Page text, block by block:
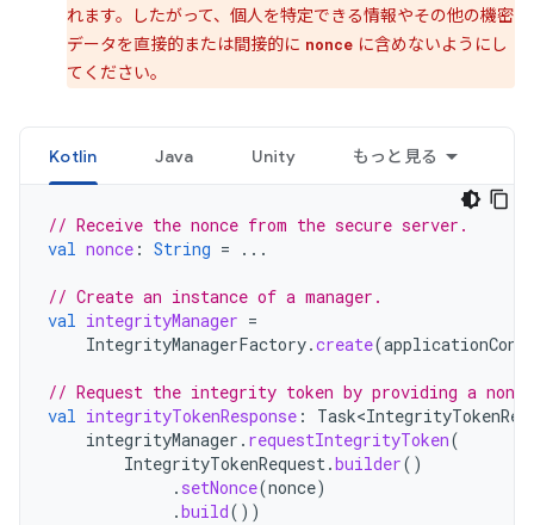
れます。したがって、個人を特定できる情報やその他の機密
データを直接的または間接的に nonce に含めないようにし
てください。
Kotlin Java Unity もっと見る
// Receive the nonce from the secure server.
val nonce : String = ...
// Create an instance of a manager.
val integrityManager =
IntegrityManagerFactory.create(
// Request the integrity token by providing a
val integrityTokenResponse :
integrityManager . requestIntegrityToken(
IntegrityTokenRequest.builder()
. setNonce(nonce)
.build())